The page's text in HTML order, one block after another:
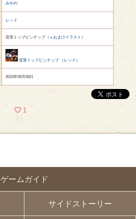
ゲームガイド
サイドストーリー
みやの
レッド
背景トップピンナップ（ →おまけイラスト ）
背景トップピンナップ（ レッド ）
2023年09月06日
1